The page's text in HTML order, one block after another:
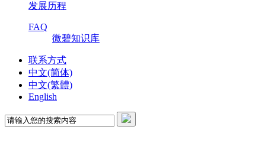
发展历程
FAQ
微碧知识库
联系方式
中文(简体)
中文(繁體)
English